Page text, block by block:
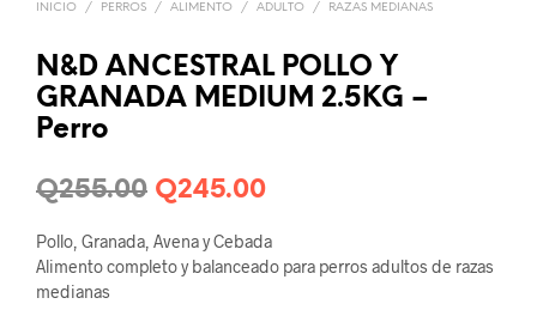
INICIO / PERROS / ALIMENTO / ADULTO / RAZAS MEDIANAS
N&D ANCESTRAL POLLO Y
GRANADA MEDIUM 2.5KG –
Perro
Q255.00 Original
price
was:
Q245.00Current
is:
Pollo, Granada, Avena y Cebada
Alimento completo y balanceado para perros adultos de razas
medianas